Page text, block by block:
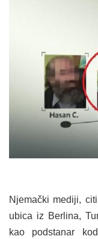
Njemački mediji,
ubica iz Berlina,
kao podstanar